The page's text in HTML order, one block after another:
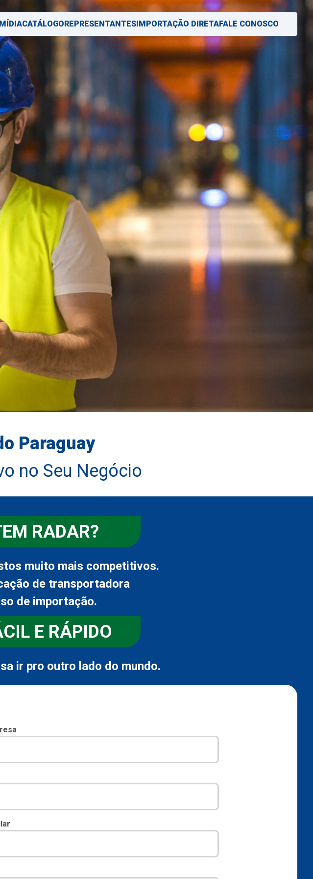
MÍDIACATÁLOGO REPRESENTANTES IMPORTAÇÃO DIRETAFALE CONOSCO
Paraguay
no Seu Negócio
RADAR?
muito mais competitivos.
de transportadora
de importação.
E RÁPIDO
ir pro outro lado do mundo.